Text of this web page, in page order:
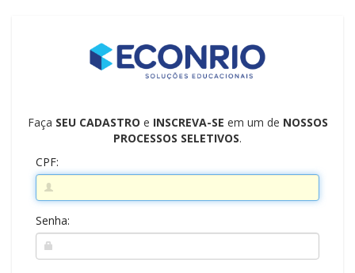
Faça SEU CADASTRO e INSCREVA-SE em um de NOSSOS
PROCESSOS SELETIVOS.
CPF:
Senha: